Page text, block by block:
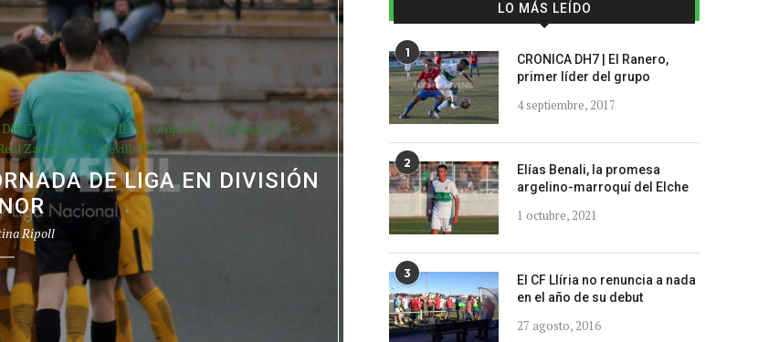
DH 17-18 Grupo III Grupo IV
Málaga CF
Zaragoza Sevilla FC
DE LIGA EN DIVISIÓN
Ripoll
LO MÁS LEÍDO
1
CRONICA DH7 | El Ranero,
primer líder del grupo
4 septiembre, 2017
2
Elías Benali, la promesa
argelino-marroquí del Elche
1 octubre, 2021
3
El CF Llíria no renuncia a nada
en el año de su debut
27 agosto, 2016